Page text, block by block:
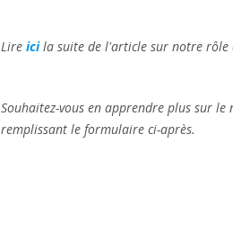
Lire icila suite de l'article sur notre rôle
Souhaitez-vous en apprendre plus sur le
remplissant le formulaire ci-après.